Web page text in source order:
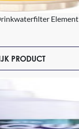
Element
PRODUCT